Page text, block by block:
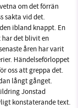
om det förrän
sakta vid det.
ibland knappt. En
det blivit en
åren har varit
Händelseförloppet
oss att greppa det.
långt gånget.
Jonstad
konstaterande text.